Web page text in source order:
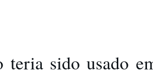
teria sido usado